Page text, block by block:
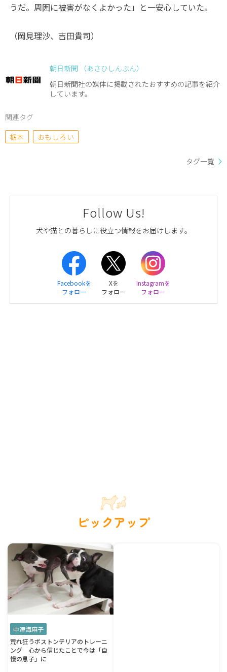
うだ。周囲に被害がなくよかった」と一安心していた。
（岡見理沙、吉田貴司）
朝日新聞 （あさひしんぶん）
朝日新聞社の媒体に掲載されたおすすめの記事を紹介
しています。
関連タグ
栃木
おもしろい
タグ一覧
Follow Us!
犬や猫との暮らしに役立つ情報をお届けします。
Facebookを
フォロー
Xを
フォロー
Instagramを
フォロー
ピックアップ
中津海麻子
荒れ狂うボストンテリアのトレーニ
ング 心から信じたことで今は「自
慢の息子」に